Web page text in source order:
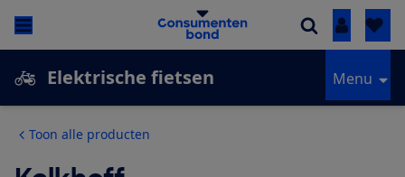
Inloggen
Elektrische fietsen Menu
Toon alle producten